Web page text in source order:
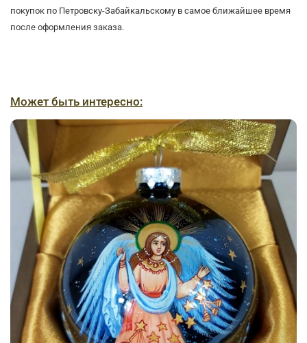
покупок по Петровску-Забайкальскому в самое ближайшее время
после оформления заказа.
Может быть интересно: